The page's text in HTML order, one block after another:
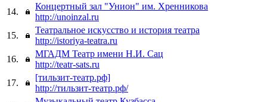
14.
Концертный зал "Унион" им. Хренникова
http://unoinzal.ru
15.
Театральное искусство и история театра
http://istoriya-teatra.ru
16.
МГАДМ Театр имени Н.И. Сац
http://teatr-sats.ru
17.
[тильзит-театр.рф]
http://тильзит-театр.рф/